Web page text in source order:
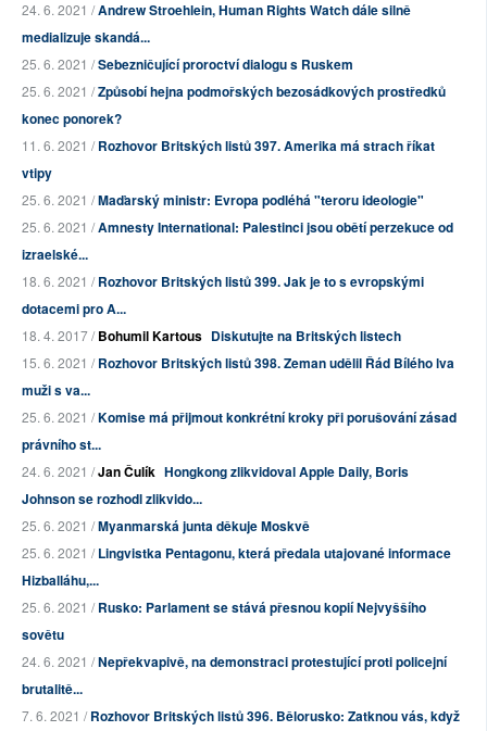
24. 6. 2021 /Andrew Stroehlein, Human Rights Watch dále silně
medializuje skandá...
25. 6. 2021 /Sebezničující proroctví dialogu s Ruskem
25. 6. 2021 /Způsobí hejna podmořských bezosádkových prostředků
konec ponorek?
11. 6. 2021 /Rozhovor Britských listů 397. Amerika má strach říkat
vtipy
25. 6. 2021 /Maďarský ministr: Evropa podléhá "teroru ideologie"
25. 6. 2021 /Amnesty International: Palestinci jsou obětí perzekuce od
izraelské...
18. 6. 2021 /Rozhovor Britských listů 399. Jak je to s evropskými
dotacemi pro A...
18. 4. 2017 /Bohumil Kartous Diskutujte na Britských listech
15. 6. 2021 /Rozhovor Britských listů 398. Zeman udělil Řád Bílého lva
muži s va...
25. 6. 2021 /Komise má přijmout konkrétní kroky při porušování zásad
právního st...
24. 6. 2021 /Jan Čulík Hongkong zlikvidoval Apple Daily, Boris
Johnson se rozhodl zlikvido...
25. 6. 2021 /Myanmarská junta děkuje Moskvě
25. 6. 2021 /Lingvistka Pentagonu, která předala utajované informace
Hizballáhu,...
25. 6. 2021 /Rusko: Parlament se stává přesnou kopií Nejvyššího
sovětu
24. 6. 2021 /Nepřekvapivě, na demonstraci protestující proti policejní
brutalitě...
7. 6. 2021 /Rozhovor Britských listů 396. Bělorusko: Zatknou vás, když